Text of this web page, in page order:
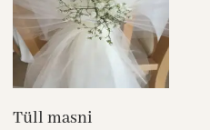
Tüll masni